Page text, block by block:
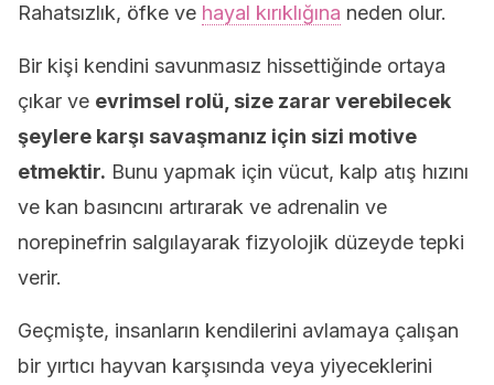
Rahatsızlık, öfke ve hayal kırıklığına neden olur.
Bir kişi kendini savunmasız hissettiğinde ortaya
çıkar ve evrimsel rolü, size zarar verebilecek
şeylere karşı savaşmanız için sizi motive
etmektir. Bunu yapmak için vücut, kalp atış hızını
ve kan basıncını artırarak ve adrenalin ve
norepinefrin salgılayarak fizyolojik düzeyde tepki
verir.
Geçmişte, insanların kendilerini avlamaya çalışan
bir yırtıcı hayvan karşısında veya yiyeceklerini